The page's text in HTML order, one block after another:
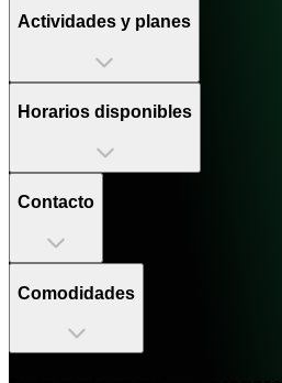
Actividades y planes
Horarios disponibles
Contacto
Comodidades